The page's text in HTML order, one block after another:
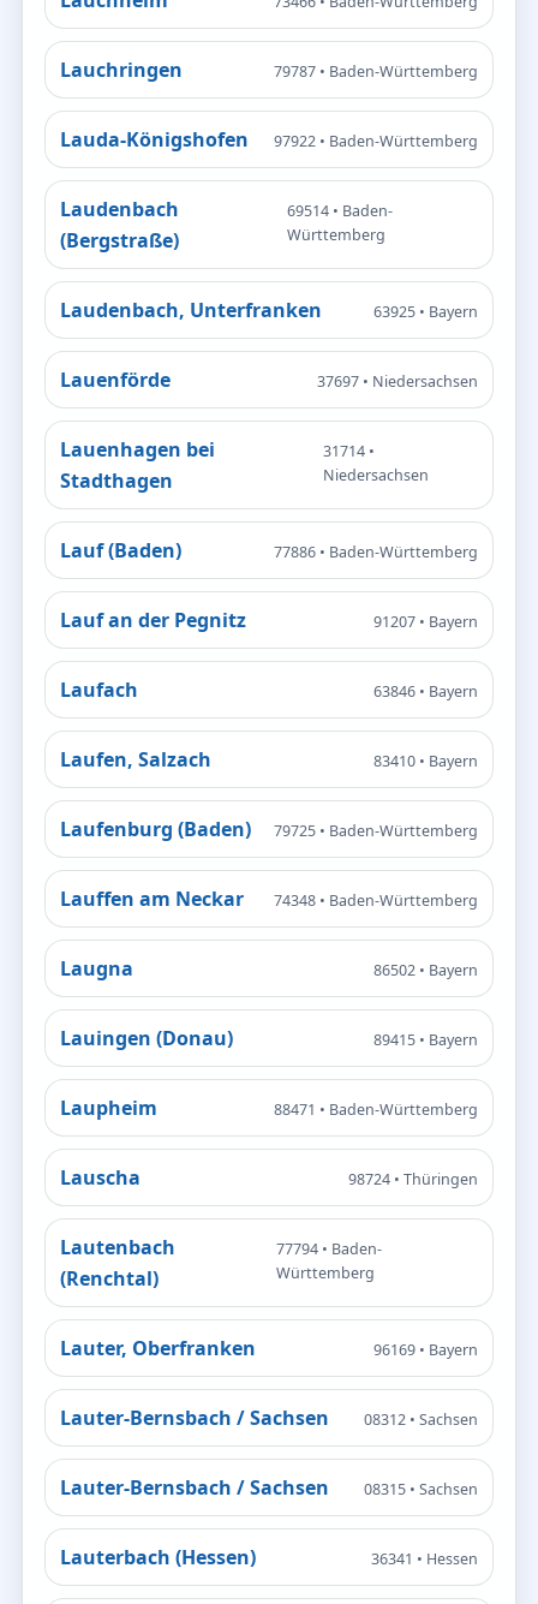
Lauchringen 79787 • Baden-Württemberg
Lauda-Königshofen 97922 • Baden-Württemberg
Laudenbach
(Bergstraße)
69514 • Baden-
Württemberg
Laudenbach, Unterfranken 63925 • Bayern
Lauenförde 37697 • Niedersachsen
Lauenhagen bei
Stadthagen
31714 •
Niedersachsen
Lauf (Baden) 77886 • Baden-Württemberg
Lauf an der Pegnitz 91207 • Bayern
Laufach 63846 • Bayern
Laufen, Salzach 83410 • Bayern
Laufenburg (Baden) 79725 • Baden-Württemberg
Lauffen am Neckar 74348 • Baden-Württemberg
Laugna 86502 • Bayern
Lauingen (Donau) 89415 • Bayern
Laupheim 88471 • Baden-Württemberg
Lauscha 98724 • Thüringen
Lautenbach
(Renchtal)
77794 • Baden-
Württemberg
Lauter, Oberfranken 96169 • Bayern
Lauter-Bernsbach / Sachsen 08312 • Sachsen
Lauter-Bernsbach / Sachsen 08315 • Sachsen
Lauterbach (Hessen) 36341 • Hessen